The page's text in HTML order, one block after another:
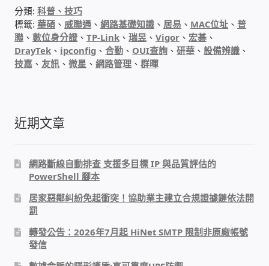
通航國際(Tonnet)
DCS 數位通訊系統
網路型門口視訊對講機
電話 工具 軟體 手冊
門禁安全控制
分類:科普、技巧
標籤:華碩 、 威聯通 、網路基礎知識 、 居易 、 MAC位址 、普
聯 、數位身分證 、TP-Link 、瑞昱 、Vigor 、宏碁 、
DrayTek 、 ipconfig 、合勤 、 OUI查詢 、研華 、設備辨識 、
技嘉 、 友訊 、微星 、網路管理 、群暉
近期文章
網路斷線自動排查 支援多目標 IP 與品質評估的
PowerShell 腳本
居家惡鄰糾紛免起衝突！協助業主建立合規證據鏈依法開
罰
轉發公告：2026年7月起 HiNet SMTP 限制非原廠帳號
發信